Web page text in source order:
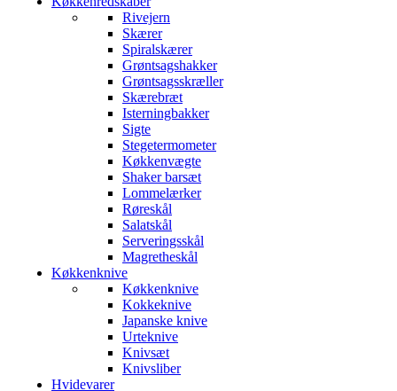
Rivejern
Skærer
Spiralskærer
Grøntsagshakker
Grøntsagsskræller
Skærebræt
Isterningbakker
Sigte
Stegetermometer
Køkkenvægte
Shaker barsæt
Lommelærker
Røreskål
Salatskål
Serveringsskål
Magretheskål
Køkkenknive
Køkkenknive
Kokkeknive
Japanske knive
Urteknive
Knivsæt
Knivsliber
Hvidevarer